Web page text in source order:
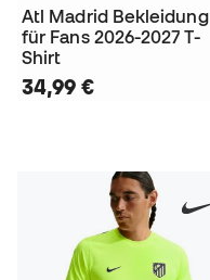
Atl Madrid Bekleidung
für Fans 2026-2027 T-
Shirt
34,99 €